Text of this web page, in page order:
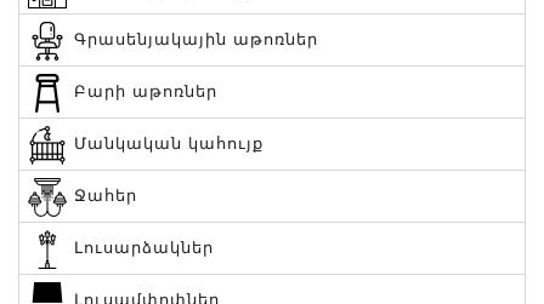
Գրասենյակային աթոռներ
Բարի աթոռներ
Մանկական կահույք
Ջահեր
Լուսարձակներ